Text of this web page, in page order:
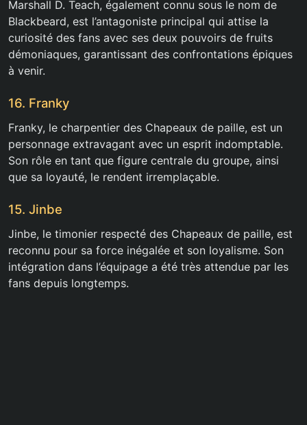
Marshall D. Teach, également connu sous le nom de
Blackbeard, est l’antagoniste principal qui attise la
curiosité des fans avec ses deux pouvoirs de fruits
démoniaques, garantissant des confrontations épiques
à venir.
16. Franky
Franky, le charpentier des Chapeaux de paille, est un
personnage extravagant avec un esprit indomptable.
Son rôle en tant que figure centrale du groupe, ainsi
que sa loyauté, le rendent irremplaçable.
15. Jinbe
Jinbe, le timonier respecté des Chapeaux de paille, est
reconnu pour sa force inégalée et son loyalisme. Son
intégration dans l’équipage a été très attendue par les
fans depuis longtemps.